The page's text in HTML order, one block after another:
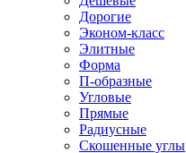
Дорогие
Эконом-класс
Элитные
Форма
П-образные
Угловые
Прямые
Радиусные
Скошенные углы